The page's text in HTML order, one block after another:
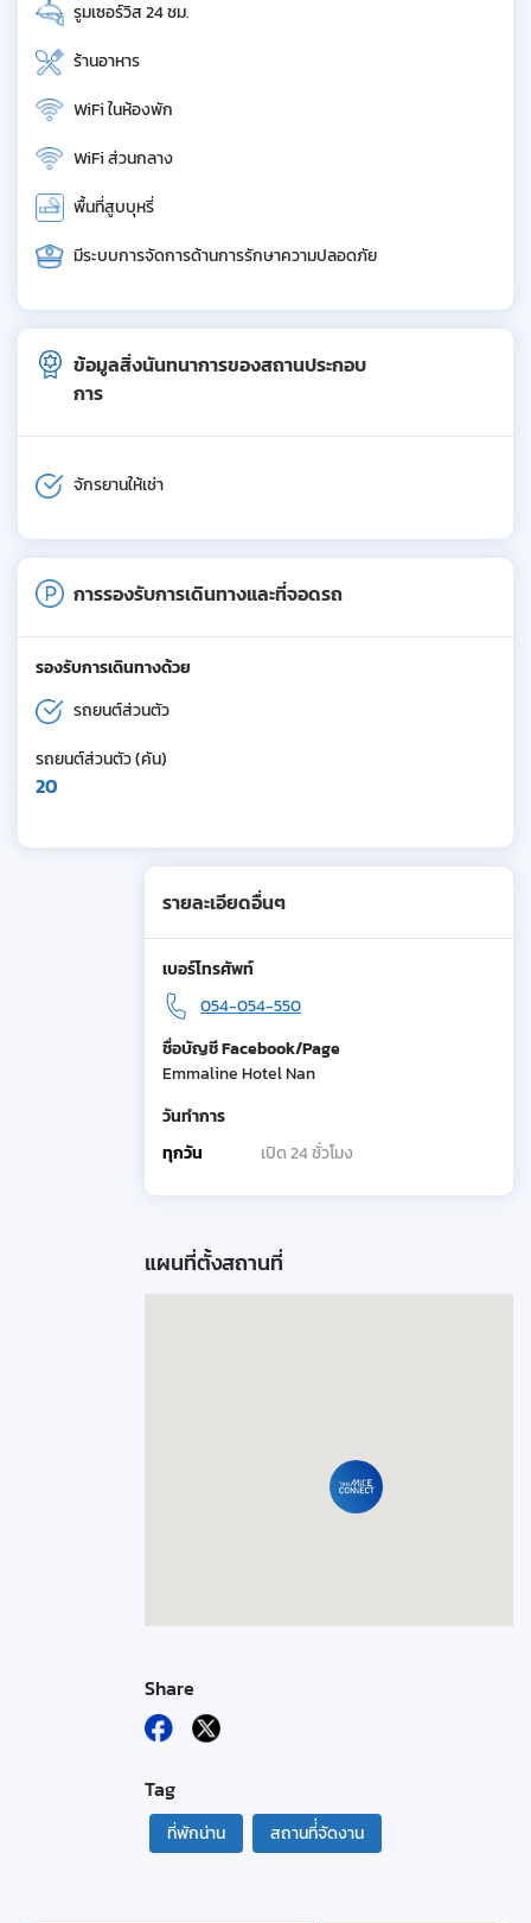
รูมเซอร์วิส 24 ชม.
ร้านอาหาร
WiFi ในห้องพัก
WiFi ส่วนกลาง
พื้นที่สูบบุหรี่
มีระบบการจัดการด้านการรักษาความปลอดภัย
ข้อมูลสิ่งนันทนาการของสถานประกอบ
การ
จักรยานให้เช่า
การรองรับการเดินทางและที่จอดรถ
รองรับการเดินทางด้วย
รถยนต์ส่วนตัว
รถยนต์ส่วนตัว (คัน)
20
รายละเอียดอื่นๆ
เบอร์โทรศัพท์
054-054-550
ชื่อบัญชี Facebook/Page
Emmaline Hotel Nan
วันทำการ
ทุกวัน
เปิด 24 ชั่วโมง
แผนที่ตั้งสถานที่
Share
Tag
ที่พักน่าน สถานที่่จัดงาน